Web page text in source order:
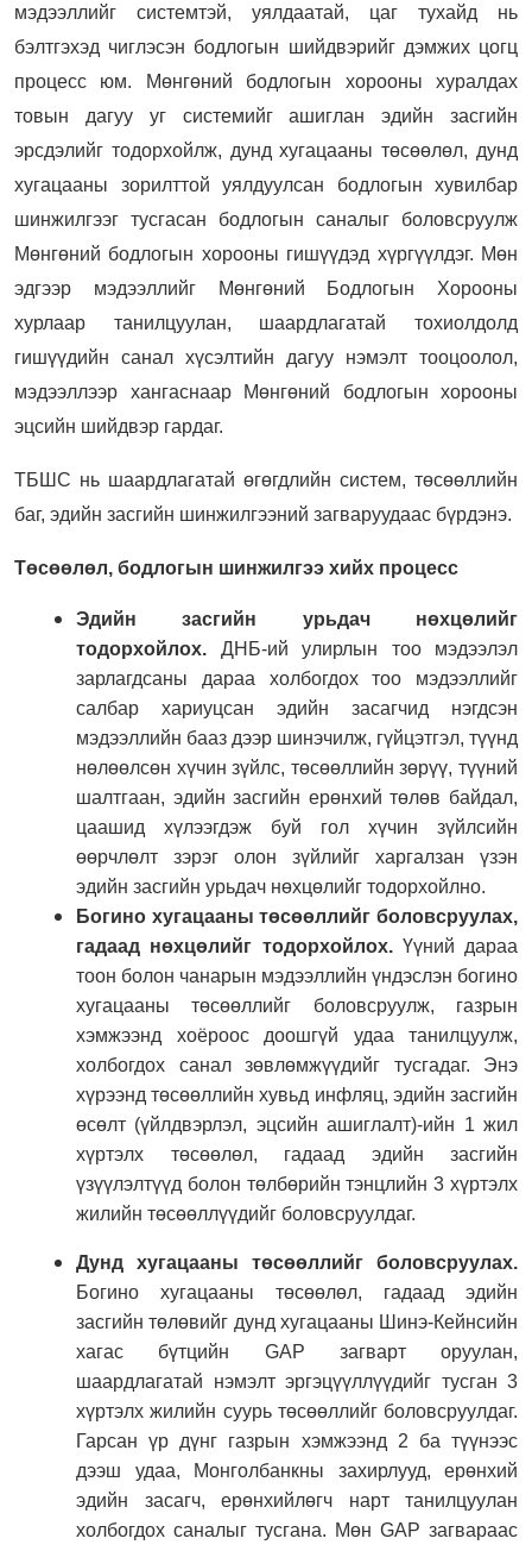
мэдээллийг системтэй, уялдаатай, цаг тухайд нь
бэлтгэхэд чиглэсэн бодлогын шийдвэрийг дэмжих цогц
процесс юм. Мөнгөний бодлогын хорооны хуралдах
товын дагуу уг системийг ашиглан эдийн засгийн
эрсдэлийг тодорхойлж, дунд хугацааны төсөөлөл, дунд
хугацааны зорилттой уялдуулсан бодлогын хувилбар
шинжилгээг тусгасан бодлогын саналыг боловсруулж
Мөнгөний бодлогын хорооны гишүүдэд хүргүүлдэг. Мөн
эдгээр мэдээллийг Мөнгөний Бодлогын Хорооны
хурлаар танилцуулан, шаардлагатай тохиолдолд
гишүүдийн санал хүсэлтийн дагуу нэмэлт тооцоолол,
мэдээллээр хангаснаар Мөнгөний бодлогын хорооны
эцсийн шийдвэр гардаг.
ТБШС нь шаардлагатай өгөгдлийн систем, төсөөллийн
баг, эдийн засгийн шинжилгээний загваруудаас бүрдэнэ.
Төсөөлөл, бодлогын шинжилгээ хийх процесс
Эдийн засгийн урьдач нөхцөлийг
тодорхойлох. ДНБ-ий улирлын тоо мэдээлэл
зарлагдсаны дараа холбогдох тоо мэдээллийг
салбар хариуцсан эдийн засагчид нэгдсэн
мэдээллийн бааз дээр шинэчилж, гүйцэтгэл, түүнд
нөлөөлсөн хүчин зүйлс, төсөөллийн зөрүү, түүний
шалтгаан, эдийн засгийн ерөнхий төлөв байдал,
цаашид хүлээгдэж буй гол хүчин зүйлсийн
өөрчлөлт зэрэг олон зүйлийг харгалзан үзэн
эдийн засгийн урьдач нөхцөлийг тодорхойлно.
Богино хугацааны төсөөллийг боловсруулах,
гадаад нөхцөлийг тодорхойлох.Үүний дараа
тоон болон чанарын мэдээллийн үндэслэн богино
хугацааны төсөөллийг боловсруулж, газрын
хэмжээнд хоёроос доошгүй удаа танилцуулж,
холбогдох санал зөвлөмжүүдийг тусгадаг. Энэ
хүрээнд төсөөллийн хувьд инфляц, эдийн засгийн
өсөлт (үйлдвэрлэл, эцсийн ашиглалт)-ийн 1 жил
хүртэлх төсөөлөл, гадаад эдийн засгийн
үзүүлэлтүүд болон төлбөрийн тэнцлийн 3 хүртэлх
жилийн төсөөллүүдийг боловсруулдаг.
Дунд хугацааны төсөөллийг боловсруулах.
Богино хугацааны төсөөлөл, гадаад эдийн
засгийн төлөвийг дунд хугацааны Шинэ-Кейнсийн
хагас бүтцийн GAP загварт оруулан,
шаардлагатай нэмэлт эргэцүүллүүдийг тусган 3
хүртэлх жилийн суурь төсөөллийг боловсруулдаг.
Гарсан үр дүнг газрын хэмжээнд 2 ба түүнээс
дээш удаа, Монголбанкны захирлууд, ерөнхий
эдийн засагч, ерөнхийлөгч нарт танилцуулан
холбогдох саналыг тусгана. Мөн GAP загвараас